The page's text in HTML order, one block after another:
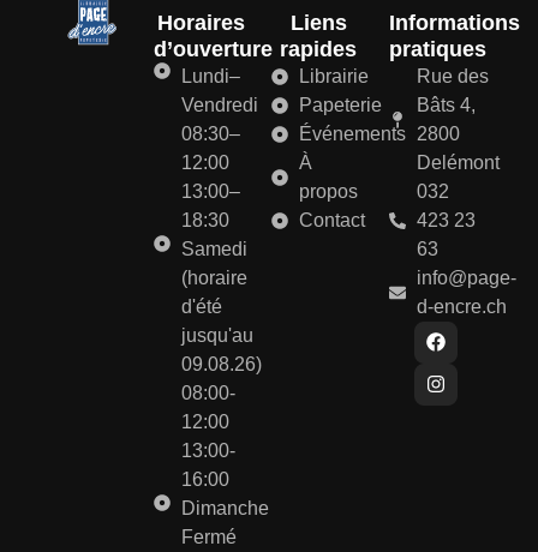
Horaires
d’ouverture
Lundi–
Vendredi
08:30–
12:00
13:00–
18:30
Samedi
(horaire
d'été
jusqu'au
09.08.26)
08:00-
12:00
13:00-
16:00
Dimanche
Fermé
Liens
rapides
Librairie
Papeterie
Événements
À
propos
Contact
Informations
pratiques
Rue des
Bâts 4,
2800
Delémont
032
423 23
63
info@page-
d-encre.ch